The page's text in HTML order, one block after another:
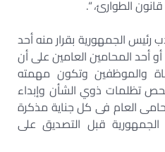
رئيس الجمهورية بقرار منه أحد
أحد المحامين العامين على أن
والموظفين وتكون مهمته
تظلمات ذوي الشأن وإبداء
العام فى كل جناية مذكرة
الجمهورية قبل التصديق على